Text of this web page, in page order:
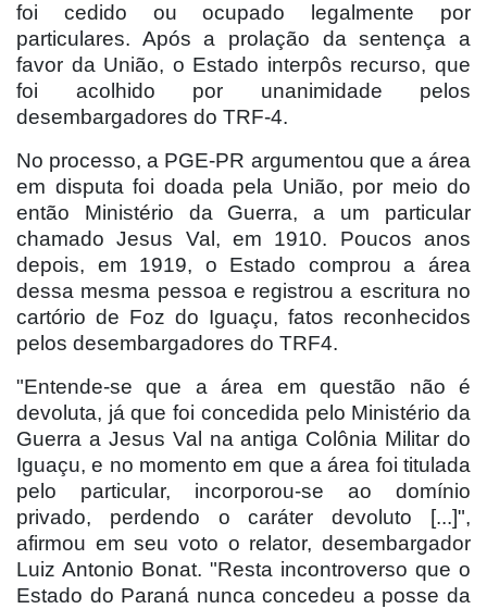
foi cedido ou ocupado legalmente por
particulares. Após a prolação da sentença a
favor da União, o Estado interpôs recurso, que
foi acolhido por unanimidade pelos
desembargadores do TRF-4.
No processo, a PGE-PR argumentou que a área
em disputa foi doada pela União, por meio do
então Ministério da Guerra, a um particular
chamado Jesus Val, em 1910. Poucos anos
depois, em 1919, o Estado comprou a área
dessa mesma pessoa e registrou a escritura no
cartório de Foz do Iguaçu, fatos reconhecidos
pelos desembargadores do TRF4.
"Entende-se que a área em questão não é
devoluta, já que foi concedida pelo Ministério da
Guerra a Jesus Val na antiga Colônia Militar do
Iguaçu, e no momento em que a área foi titulada
pelo particular, incorporou-se ao domínio
privado, perdendo o caráter devoluto [...]",
afirmou em seu voto o relator, desembargador
Luiz Antonio Bonat. "Resta incontroverso que o
Estado do Paraná nunca concedeu a posse da